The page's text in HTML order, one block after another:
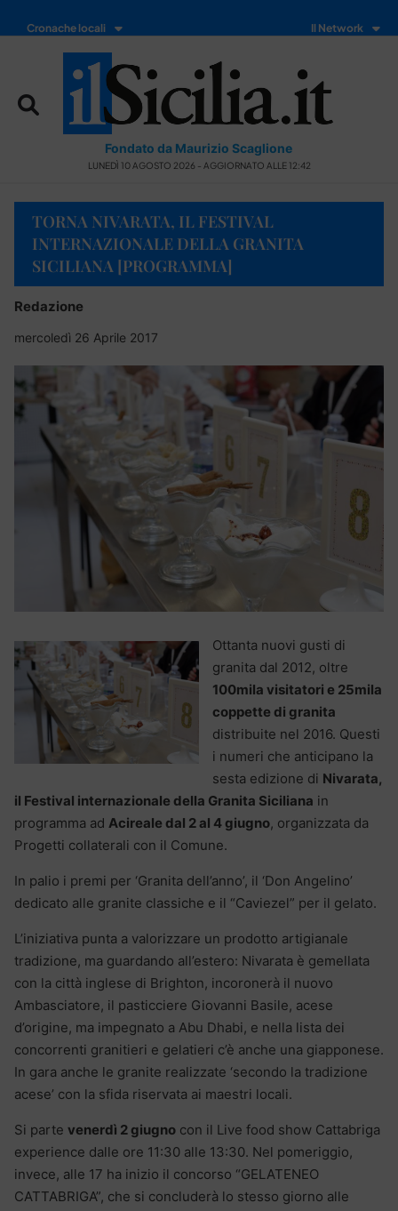
Cronache locali Il Network
Fondato da Maurizio Scaglione
LUNEDÌ 10 AGOSTO 2026 - AGGIORNATO ALLE 12:42
TORNA NIVARATA, IL FESTIVAL
INTERNAZIONALE DELLA GRANITA
SICILIANA [PROGRAMMA]
Redazione
mercoledì 26 Aprile 2017
Ottanta nuovi gusti di
granita dal 2012, oltre
100mila visitatori e 25mila
coppette di granita
distribuite nel 2016. Questi
i numeri che anticipano la
sesta edizione di Nivarata,
il Festival internazionale della Granita Siciliana in
programma ad Acireale dal 2 al 4 giugno, organizzata da
Progetti collaterali con il Comune.
In palio i premi per ‘Granita dell’anno’, il ‘Don Angelino’
dedicato alle granite classiche e il “Caviezel” per il gelato.
L’iniziativa punta a valorizzare un prodotto artigianale
tradizione, ma guardando all’estero: Nivarata è gemellata
con la città inglese di Brighton, incoronerà il nuovo
Ambasciatore, il pasticciere Giovanni Basile, acese
d’origine, ma impegnato a Abu Dhabi, e nella lista dei
concorrenti granitieri e gelatieri c’è anche una giapponese.
In gara anche le granite realizzate ‘secondo la tradizione
acese’ con la sfida riservata ai maestri locali.
Si parte venerdì 2 giugno con il Live food show Cattabriga
experience dalle ore 11:30 alle 13:30. Nel pomeriggio,
invece, alle 17 ha inizio il concorso “GELATENEO
CATTABRIGA”, che si concluderà lo stesso giorno alle